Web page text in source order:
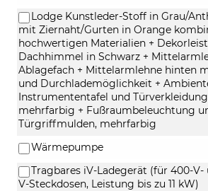
Lodge Kunstleder-Stoff in Grau/
mit Ziernaht/Gurten in Orange
hochwertigen Materialien +
Dachhimmel in Schwarz +
Ablagefach + Mittelarmlehne hinten
und Durchlademöglichkeit +
Instrumententafel und
mehrfarbig + Fußraumbeleuchtung
Türgriffmulden, mehrfarbig
Wärmepumpe
Tragbares iV-Ladegerät (für 400-V-
V-Steckdosen, Leistung bis zu 11 kW)